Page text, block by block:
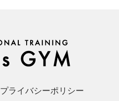
プライバシーポリシー